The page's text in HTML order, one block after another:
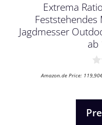
Extrema
Feststehendes
Jagdmesser
ab
0
v
Amazon.de Price: 119,90